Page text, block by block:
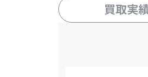
買取実